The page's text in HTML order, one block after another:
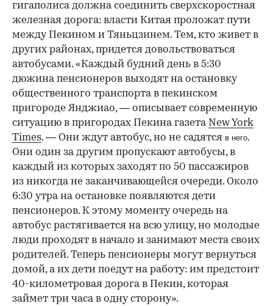
гигаполиса должна соединить сверхскоростная
железная дорога: власти Китая проложат пути
между Пекином и Тяньцзинем. Тем, кто живет в
других районах, придется довольствоваться
автобусами. «Каждый будний день в 5:30
дюжина пенсионеров выходят на остановку
общественного транспорта в пекинском
пригороде Янджиао, — описывает современную
ситуацию в пригородах Пекина газета New York
Times. — Они ждут автобус, но не садятся в него.
Они один за другим пропускают автобусы, в
каждый из которых заходят по 50 пассажиров
из никогда не заканчивающейся очереди. Около
6:30 утра на остановке появляются дети
пенсионеров. К этому моменту очередь на
автобус растягивается на всю улицу, но молодые
люди проходят в начало и занимают места своих
родителей. Теперь пенсионеры могут вернуться
домой, а их дети поедут на работу: им предстоит
40-километровая дорога в Пекин, которая
займет три часа в одну сторону».